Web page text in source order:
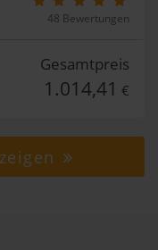
48 Bewertungen
Gesamtpreis
1.014,41 €